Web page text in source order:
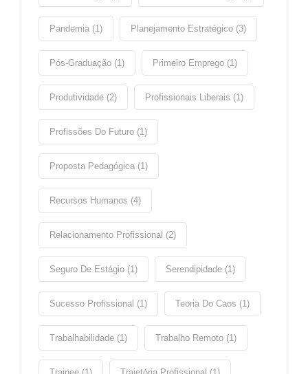
Pandemia (1) Planejamento Estratégico (3)
Pós-Graduação (1) Primeiro Emprego (1)
Produtividade (2) Profissionais Liberais (1)
Profissões Do Futuro (1)
Proposta Pedagógica (1)
Recursos Humanos (4)
Relacionamento Profissional (2)
Seguro De Estágio (1) Serendipidade (1)
Sucesso Profissional (1) Teoria Do Caos (1)
Trabalhabilidade (1) Trabalho Remoto (1)